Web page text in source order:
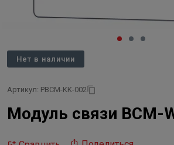
Нет в наличии
Артикул: PBCM-KK-002
Модуль связи BCM-